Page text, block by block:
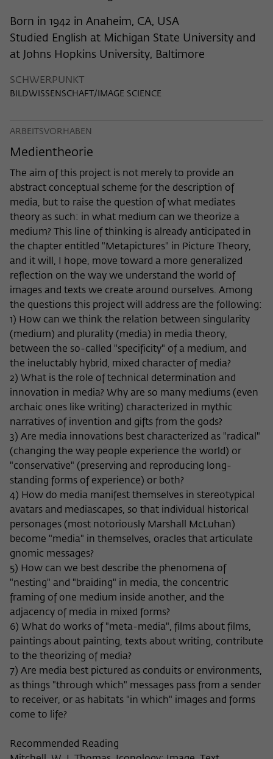
Born in 1942 in Anaheim, CA, USA
Studied English at Michigan State University and
at Johns Hopkins University, Baltimore
SCHWERPUNKT
BILDWISSENSCHAFT/IMAGE SCIENCE
ARBEITSVORHABEN
Medientheorie
The aim of this project is not merely to provide an
abstract conceptual scheme for the description of
media, but to raise the question of what mediates
theory as such: in what medium can we theorize a
medium? This line of thinking is already anticipated in
the chapter entitled "Metapictures" in Picture Theory,
and it will, I hope, move toward a more generalized
reflection on the way we understand the world of
images and texts we create around ourselves. Among
the questions this project will address are the following:
1) How can we think the relation between singularity
(medium) and plurality (media) in media theory,
between the so-called "specificity" of a medium, and
the ineluctably hybrid, mixed character of media?
2) What is the role of technical determination and
innovation in media? Why are so many mediums (even
archaic ones like writing) characterized in mythic
narratives of invention and gifts from the gods?
3) Are media innovations best characterized as "radical"
(changing the way people experience the world) or
"conservative" (preserving and reproducing long-
standing forms of experience) or both?
4) How do media manifest themselves in stereotypical
avatars and mediascapes, so that individual historical
personages (most notoriously Marshall McLuhan)
become "media" in themselves, oracles that articulate
gnomic messages?
5) How can we best describe the phenomena of
"nesting" and "braiding" in media, the concentric
framing of one medium inside another, and the
adjacency of media in mixed forms?
6) What do works of "meta-media", films about films,
paintings about painting, texts about writing, contribute
to the theorizing of media?
7) Are media best pictured as conduits or environments,
as things "through which" messages pass from a sender
to receiver, or as habitats "in which" images and forms
come to life?
Recommended Reading
Name fe_typo_user
Anbieter Wissenschaftskolleg zu Berlin
Laufzeit
internen Bereich der Webseite des
Wissenschaftskollegs.
Name _pk_id
Anbieter Matomo
Laufzeit
Name _pk_ref
Anbieter Matomo
Laufzeit 6 Monate
Zweck
Dieses Cookie dient dazu, zu speichern,
von welcher Website oder Suchmaschine
der/die Besucher:in durch eine Verlinkung
auf wiko-berlin.de weitergeleitet wurde.
Name _pk_ses
Anbieter Matomo
Laufzeit 30 Minuten
Zweck
Dieses kurzlebige Cookie wird dazu
verwendet, vorübergehend Daten über
den aktuellen Aufenthalt des Besuchs auf
der Webseite des Wissenschaftskollegs
zu speichern.
Cookie-Informationen anzeigen
Wir verwenden auf unserer Webseite externe Inhalte, um
Ihnen zusätzliche Informationen anzubieten. Diese externen
OpenStreetMap Foundation (OSMF). Wenn Sie der
Darstellung externer Inhalte zustimmen, verwendet Vimeo
den lokalen Speicher des Browsers, um Informationen über
Ihre Nutzung der Videos zu speichern (z.B. Häufigkeit des
Aufrufes, Dauer der Abspielzeit, etc). Außerdem willigen Sie
ein, dass eine Verbindung zu den externen Diensten ggf. in
sog. Drittstaaten wie den USA hergestellt wird, deren
Datenschutzniveau von der EU nicht als mit EU-Standards
gleichwertig eingeschätzt wurde. Es besteht insbesondere
das Risiko, dass Ihre Daten durch dortige Behörden, zu
Kontroll- und zu Überwachungszwecken, möglicherweise
auch ohne Rechtsbehelfsmöglichkeiten, verarbeitet werden